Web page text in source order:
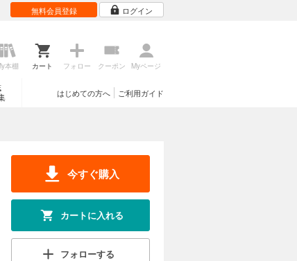
無料会員登録 ログイン
本棚 カート フォロー クーポン Myページ
ご利用ガイド
はじめての方へ
今すぐ購入
カートに入れる
フォローする